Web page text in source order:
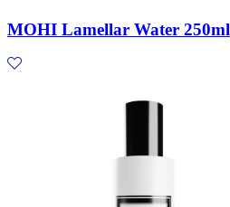
MOHI Lamellar Water 250ml